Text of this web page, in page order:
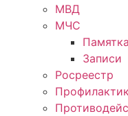
МВД
МЧС
Памятка
Записи
Росреестр